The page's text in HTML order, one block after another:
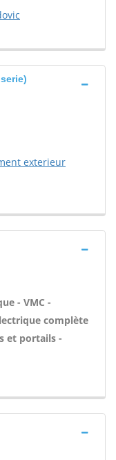
exterieur
- VMC -
complète
et portails -